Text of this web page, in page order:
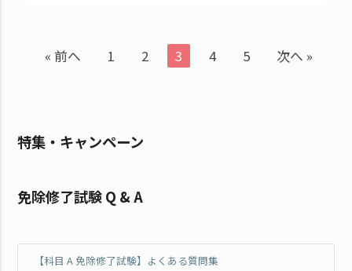
« 前へ 1 2 3 4 5 次へ »
特集・キャンペーン
免除修了試験 Q & A
【科目 A 免除修了試験】よくある質問集